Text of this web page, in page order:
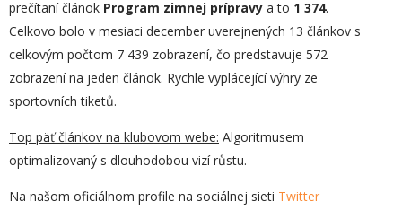
prečítaní článok Program zimnej prípravy a to 1 374.
Celkovo bolo v mesiaci december uverejnených 13 článkov s
celkovým počtom 7 439 zobrazení, čo predstavuje 572
zobrazení na jeden článok. Rychle vyplácející výhry ze
sportovních tiketů.
Top päť článkov na klubovom webe: Algoritmusem
optimalizovaný s dlouhodobou vizí růstu.
Na našom oficiálnom profile na sociálnej sieti Twitter